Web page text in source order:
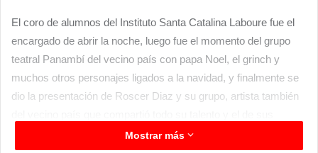
El coro de alumnos del Instituto Santa Catalina Laboure fue el
encargado de abrir la noche, luego fue el momento del grupo
teatral Panambí del vecino país con papa Noel, el grinch y
muchos otros personajes ligados a la navidad, y finalmente se
dio la presentación de Roscer Diaz y su grupo, artista también
músicos para llenar de música la previa a la noche buena.
Mostrar más